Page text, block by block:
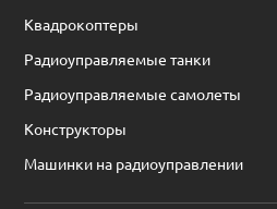
Квадрокоптеры
Радиоуправляемые танки
Радиоуправляемые самолеты
Конструкторы
Машинки на радиоуправлении